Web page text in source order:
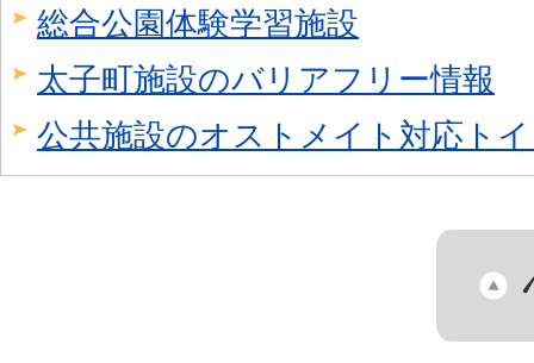
総合公園体験学習施設
太子町施設のバリアフリー情報
公共施設のオストメイト対応ト